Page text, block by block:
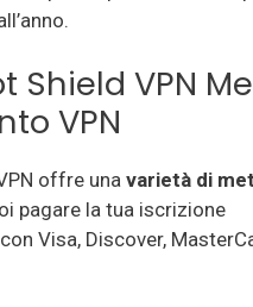
Shield VPN
VPN
offre una varietà di
pagare la tua iscrizione
Visa, Discover,